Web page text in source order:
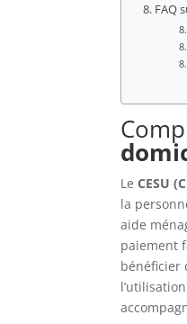
FAQ
LeCESU
la
aide
paiement
bénéficier